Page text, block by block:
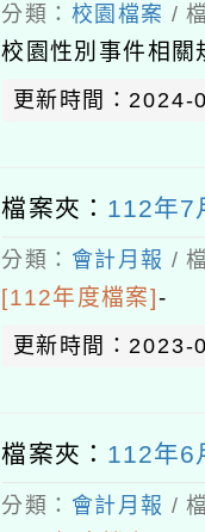
分類： 校園檔案 /
校園性別事件相關
更新時間：
檔案夾： 112年7
分類： 會計月報 /
[112年度檔案]-
更新時間：
檔案夾： 112年6
分類： 會計月報 /